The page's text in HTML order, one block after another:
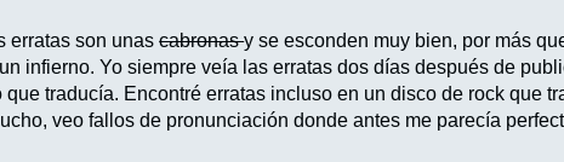
erratas son unascabronasy se esconden muy bien, por más
infierno. Yo siempre veía las erratas dos días después de
que traducía. Encontré erratas incluso en un disco de rock que
veo fallos de pronunciación donde antes me parecía